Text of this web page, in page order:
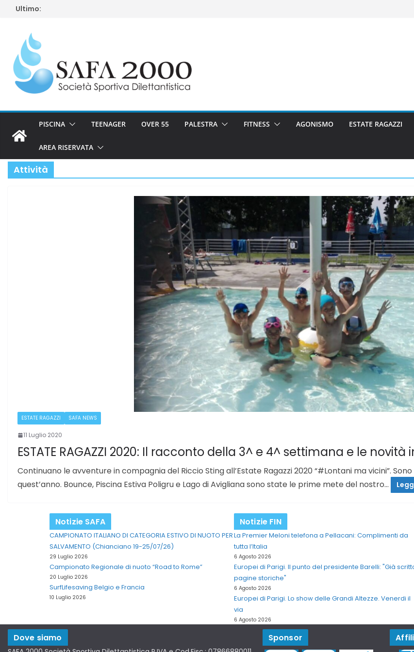
SaltaUltimo:
PISCINA TEENAGER OVER 55 PALESTRA FITNESS AGONISMO ESTATE RAGAZZI
AREA RISERVATA
Attività
ESTATE RAGAZZI SAFA NEWS
11 Luglio 2020
ESTATE RAGAZZI 2020: Il racconto della 3^ e 4^ settimana e le novità
Continuano le avventure in compagnia del Riccio Sting all’Estate Ragazzi 2020 “#Lontani ma vicini”.
quest’anno. Bounce, Piscina Estiva Poligru e Lago di Avigliana sono state le prime mete del nostro…
Notizie SAFA
CAMPIONATO ITALIANO DI CATEGORIA ESTIVO DI NUOTO PER
SALVAMENTO (Chianciano 19-25/07/26)
29 Luglio 2026
Campionato Regionale di nuoto “Road to Rome”
20 Luglio 2026
SurfLifesaving Belgio e Francia
10 Luglio 2026
Notizie FIN
La Premier Meloni telefona a Pellacani: Complimenti da
tutta l’Italia
6 Agosto 2026
Europei di Parigi. Il punto del presidente Barelli: "Già
pagine storiche"
6 Agosto 2026
Europei di Parigi. Lo show delle Grandi Altezze. Venerdi il
via
6 Agosto 2026
Dove siamo Sponsor